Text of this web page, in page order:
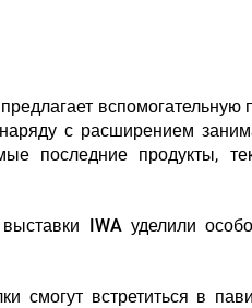
вспомогательную
с расширением
последние продукты,
IWA уделили
смогут встретиться в